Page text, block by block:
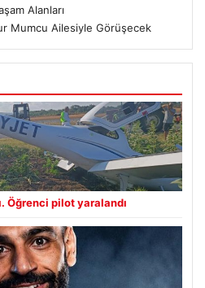
Alanları
Mumcu Ailesiyle Görüşecek
Öğrenci pilot yaralandı